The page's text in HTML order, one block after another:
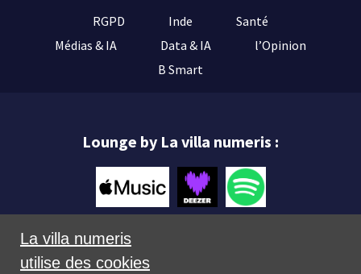
RGPD Inde
Santé
Médias & IA
Data & IA
l’Opinion
B Smart
Lounge by La villa numeris :
La villa numeris
utilise des cookies